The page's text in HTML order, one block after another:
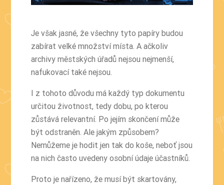
Je však jasné, že všechny tyto papíry budou
zabírat velké množství místa. A ačkoliv
archivy městských úřadů nejsou nejmenší,
nafukovací také nejsou.
I z tohoto důvodu má každý typ dokumentu
určitou životnost, tedy dobu, po kterou
zůstává relevantní. Po jejím skončení může
být odstraněn. Ale jakým způsobem?
Nemůžeme je hodit jen tak do koše, neboť jsou
na nich často uvedeny osobní údaje účastníků.
Proto je nařízeno, že musí být skartovány,